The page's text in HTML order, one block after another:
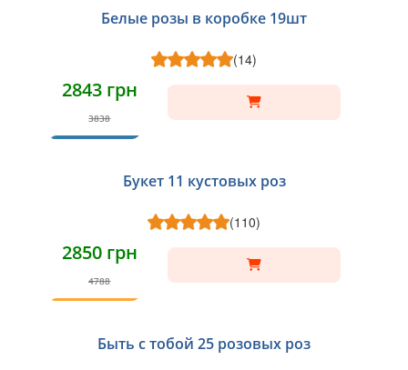
Белые розы в коробке 19шт
(14)
2843 грн
3838
Букет 11 кустовых роз
(110)
2850 грн
4788
Быть с тобой 25 розовых роз